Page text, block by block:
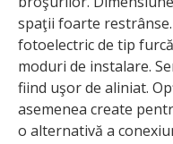
spaţii foarte restrânse.
fotoelectric de tip
moduri de instalare.
fiind uşor de aliniat.
asemenea create
o alternativă a